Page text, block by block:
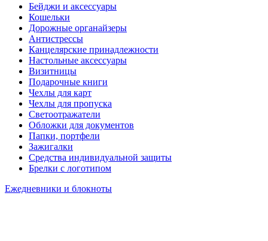
Бейджи и аксессуары
Кошельки
Дорожные органайзеры
Антистрессы
Канцелярские принадлежности
Настольные аксессуары
Визитницы
Подарочные книги
Чехлы для карт
Чехлы для пропуска
Светоотражатели
Обложки для документов
Папки, портфели
Зажигалки
Средства индивидуальной защиты
Брелки с логотипом
Ежедневники и блокноты